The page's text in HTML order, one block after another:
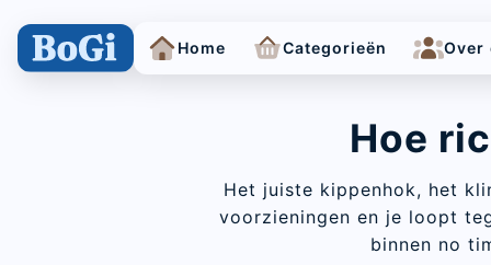
Home Categorieën Over
Hoe
Het juiste kippenhok, het
voorzieningen en je loopt
binnen no
Bedankt